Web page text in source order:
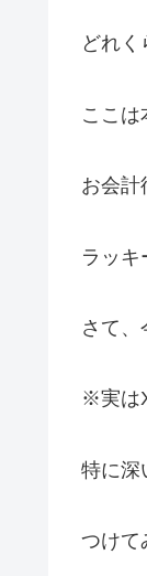
どれく
ここは
お会計
ラッキ
さて
※実は
特に深
つけて